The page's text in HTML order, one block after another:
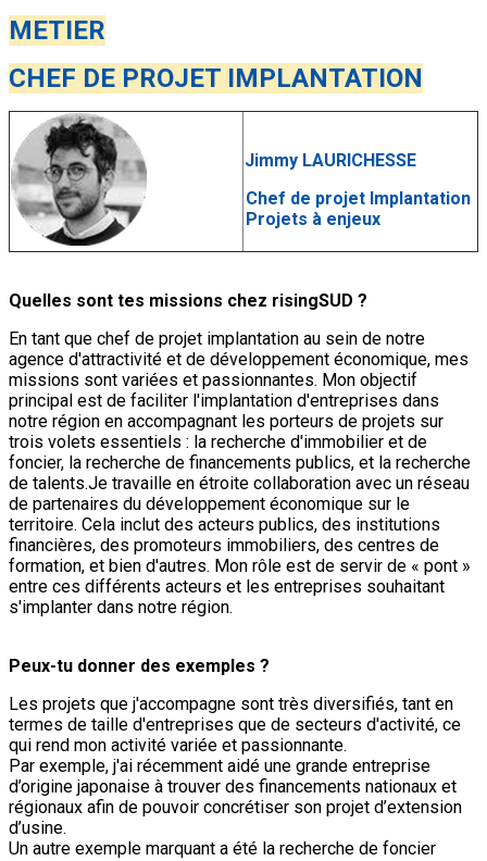
METIER
CHEF DE PROJET IMPLANTATION
Jimmy LAURICHESSE
Chef de projet Implantation
Projets à enjeux
Quelles sont tes missions chez risingSUD ?
En tant que chef de projet implantation au sein de notre
agence d'attractivité et de développement économique, mes
missions sont variées et passionnantes. Mon objectif
principal est de faciliter l'implantation d'entreprises dans
notre région en accompagnant les porteurs de projets sur
trois volets essentiels : la recherche d'immobilier et de
foncier, la recherche de financements publics, et la recherche
de talents.Je travaille en étroite collaboration avec un réseau
de partenaires du développement économique sur le
territoire. Cela inclut des acteurs publics, des institutions
financières, des promoteurs immobiliers, des centres de
formation, et bien d'autres. Mon rôle est de servir de « pont »
entre ces différents acteurs et les entreprises souhaitant
s'implanter dans notre région.
Peux-tu donner des exemples ?
Les projets que j'accompagne sont très diversifiés, tant en
termes de taille d'entreprises que de secteurs d'activité, ce
qui rend mon activité variée et passionnante.
Par exemple, j'ai récemment aidé une grande entreprise
d’origine japonaise à trouver des financements nationaux et
régionaux afin de pouvoir concrétiser son projet d’extension
d’usine.
Un autre exemple marquant a été la recherche de foncier